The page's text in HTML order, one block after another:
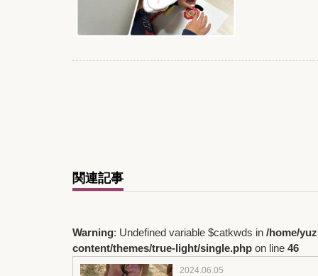
関連記事
Warning: Undefined variable $catkwds in /home/
content/themes/true-light/single.php on line 46
2024.06.05